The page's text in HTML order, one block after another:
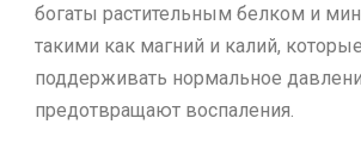
богаты растительным белком и
такими как магний и калий,
поддерживать нормальное
предотвращают воспаления.